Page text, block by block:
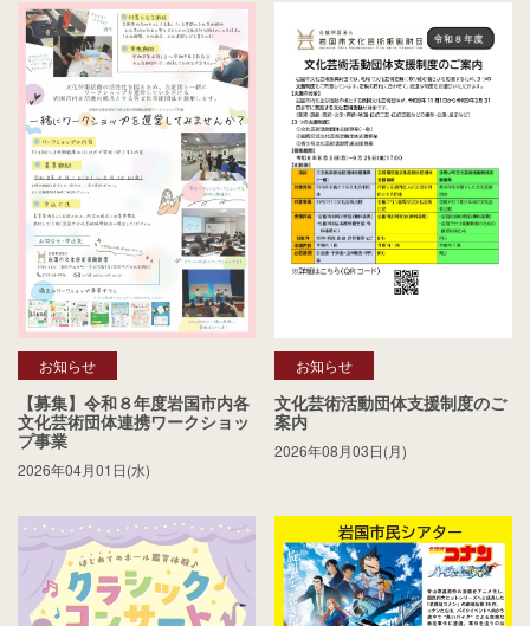
お知らせ
【募集】令和８年度岩国市内各
文化芸術団体連携ワークショッ
プ事業
2026年04月01日(水)
お知らせ
文化芸術活動団体支援制度のご
案内
2026年08月03日(月)